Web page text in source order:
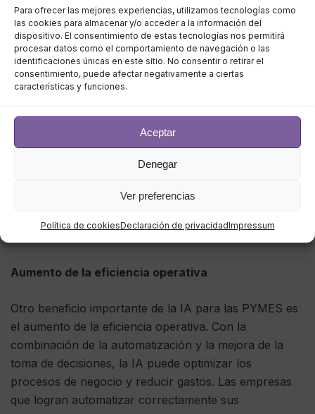
Para ofrecer las mejores experiencias, utilizamos tecnologías como
las cookies para almacenar y/o acceder a la información del
dispositivo. El consentimiento de estas tecnologías nos permitirá
procesar datos como el comportamiento de navegación o las
identificaciones únicas en este sitio. No consentir o retirar el
consentimiento, puede afectar negativamente a ciertas
características y funciones.
Aceptar
Denegar
Ver preferencias
Política de cookiesDeclaración de privacidadImpressum
Dentro del ámbito de las TI, los profesionales pueden
utilizar sistemas de IA para monitorizar
infraestructuras complejas en tiempo real, detectando
anomalías o problemas potenciales antes de que sean
, es posible detectar faltas inminentes en
servidores o redes, permitiendo la planificación de
labores de mantenimiento preventivo que minimizan
Aumento de la eficiencia operativa
Otro beneficio importante de la IA para las PYMES es
el aumento de la eficiencia operativa. Con la
combinación de la automatización y la mejora de la
toma de decisiones, la IA puede optimizar los
procesos de negocio y reducir gastos. Las empresas
que logran automatizar correctamente sus